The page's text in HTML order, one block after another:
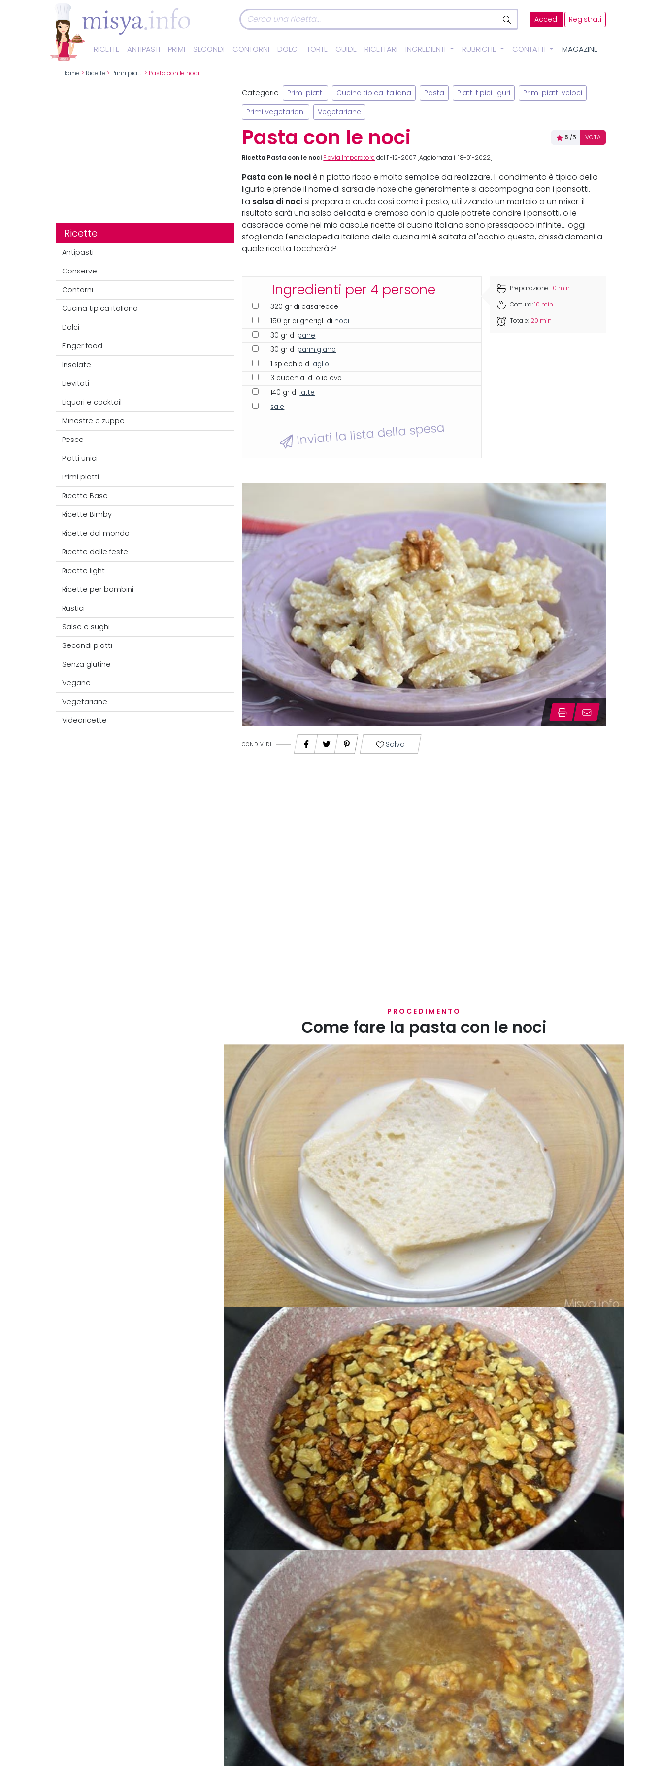
Accedi Registrati
RICETTE ANTIPASTI PRIMI SECONDI CONTORNI DOLCI TORTE GUIDE RICETTARI INGREDIENTI RUBRICHE CONTATTI MAGAZINE
Home > Ricette > Primi piatti > Pasta con le noci
Ricette
Antipasti
Conserve
Contorni
Cucina tipica italiana
Dolci
Finger food
Insalate
Lievitati
Liquori e cocktail
Minestre e zuppe
Pesce
Piatti unici
Primi piatti
Ricette Base
Ricette Bimby
Ricette dal mondo
Ricette delle feste
Ricette light
Ricette per bambini
Rustici
Salse e sughi
Secondi piatti
Senza glutine
Vegane
Vegetariane
Videoricette
Categorie Primi piatti Cucina tipica italiana Pasta Piatti tipici liguri Primi piatti veloci
Primi vegetariani Vegetariane
Pasta con le noci 5 /5 VOTA
Ricetta Pasta con le noci Flavia Imperatore del 11-12-2007 [Aggiornata il 18-01-2022]
Pasta con le noci è n piatto ricco e molto semplice da realizzare. Il condimento è tipico della
liguria e prende il nome di sarsa de noxe che generalmente si accompagna con i pansotti.
La salsa di noci si prepara a crudo così come il pesto, utilizzando un mortaio o un mixer: il
risultato sarà una salsa delicata e cremosa con la quale potrete condire i pansotti, o le
casarecce come nel mio caso.Le ricette di cucina italiana sono pressapoco infinite... oggi
sfogliando l'enciclopedia italiana della cucina mi è saltata all'occhio questa, chissà domani a
quale ricetta toccherà :P
Ingredienti per 4 persone
320 gr di casarecce
150 gr di gherigli di noci
30 gr di pane
30 gr di parmigiano
1 spicchio d' aglio
3 cucchiai di olio evo
140 gr di latte
sale
Inviati la lista della spesa
Preparazione:10 min
Cottura:10 min
Totale: 20 min
CONDIVIDI Salva
PROCEDIMENTO
Come fare la pasta con le noci
Fate ammorbidire le fette di pane in una ciotola con il latte.
Sbollentare i gherigli di noce per un paio di minuti.